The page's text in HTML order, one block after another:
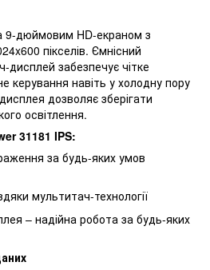
9-дюймовим HD-екраном з
пікселів. Ємнісний
дисплей забезпечує чітке
керування навіть у холодну пору
дозволяє зберігати
освітлення.
31181 IPS:
за будь-яких умов
мультитач-технології
– надійна робота за будь-яких